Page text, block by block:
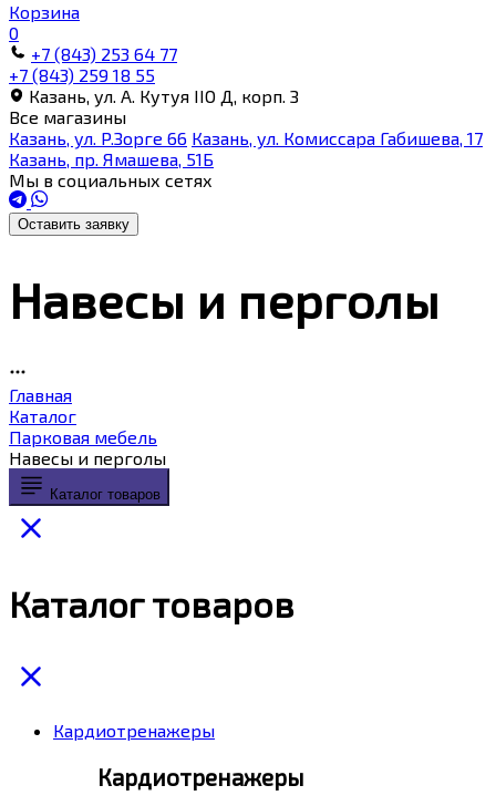
Корзина
0
+7 (843) 253 64 77
+7 (843) 259 18 55
Казань, ул. А. Кутуя IIO Д, корп. З
Все магазины
Казань, ул. Р.Зорге 66 Казань, ул. Комиссара Габишева, 17
Казань, пр. Ямашева, 51Б
Мы в социальных сетях
Оставить заявку
Навесы и перголы
Главная
Каталог
Парковая мебель
Навесы и перголы
Каталог товаров
Каталог товаров
Кардиотренажеры
Кардиотренажеры